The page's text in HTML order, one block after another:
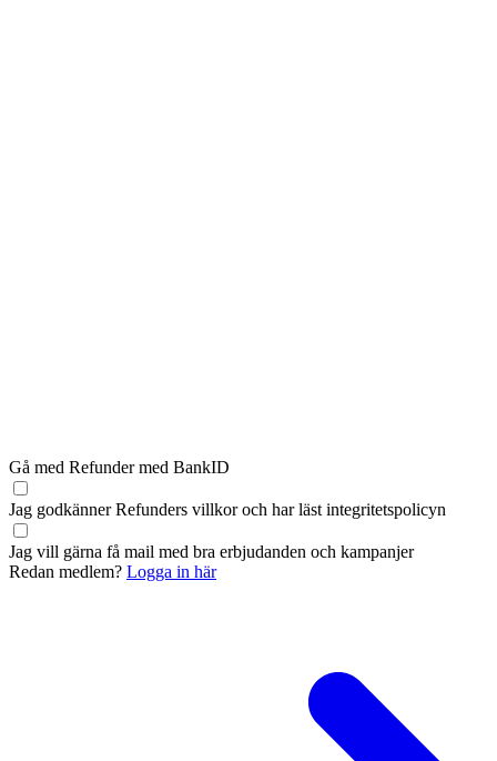
Gå med Refunder med BankID
Jag godkänner Refunders villkoroch har läst integritetspolicyn
Jag vill gärna få mail med bra erbjudanden och kampanjer
Redan medlem? Logga in här